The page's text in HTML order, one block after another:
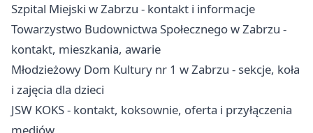
Szpital Miejski w Zabrzu - kontakt i informacje
Towarzystwo Budownictwa Społecznego w Zabrzu -
kontakt, mieszkania, awarie
Młodzieżowy Dom Kultury nr 1 w Zabrzu - sekcje, koła
i zajęcia dla dzieci
JSW KOKS - kontakt, koksownie, oferta i przyłączenia